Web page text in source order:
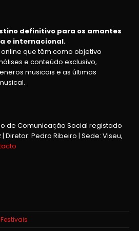
definitivo para os amantes
e internacional.
que têm como objetivo
e conteúdo exclusivo,
musicais e as últimas
de Comunicação Social registado
| Diretor: Pedro Ribeiro | Sede: Viseu,